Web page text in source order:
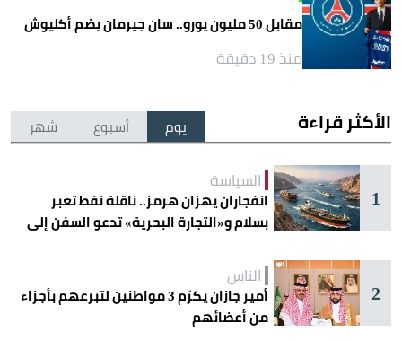
مقابل 50 مليون يورو.. سان جيرمان يضم أكليوش
منذ 19 دقيقة
الأكثر قراءة يوم أسبوع شهر
1
السياسة
انفجاران يهزان هرمز.. ناقلة نفط تعبر
بسلام و«التجارة البحرية» تدعو السفن إلى
2
الناس
أمير جازان يكرّم 3 مواطنين لتبرعهم بأجزاء
من أعضائهم